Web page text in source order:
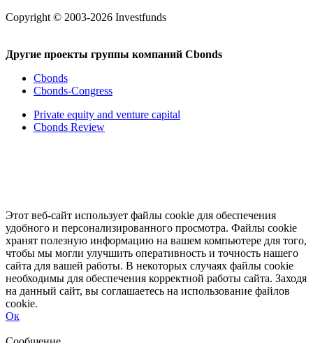
Copyright © 2003-2026 Investfunds
Другие проекты группы компаний Cbonds
Cbonds
Cbonds-Congress
Private equity and venture capital
Cbonds Review
Этот веб-сайт использует файлы cookie для обеспечения
удобного и персонализированного просмотра. Файлы cookie
хранят полезную информацию на вашем компьютере для того,
чтобы мы могли улучшить оперативность и точность нашего
сайта для вашей работы. В некоторых случаях файлы cookie
необходимы для обеспечения корректной работы сайта. Заходя
на данный сайт, вы соглашаетесь на использование файлов
cookie.
Ок